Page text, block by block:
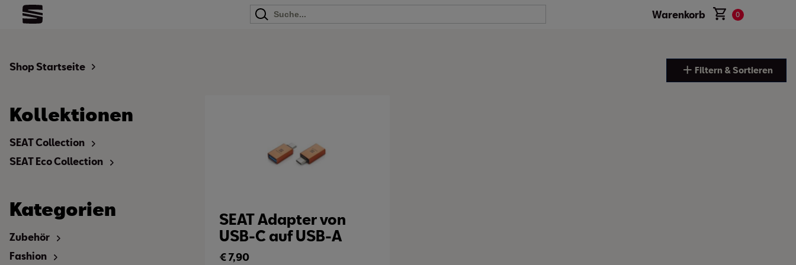
Warenkorb 0
Shop Startseite
Kollektionen
SEAT Collection
SEAT Eco Collection
Kategorien
Zubehör
Fashion
Filtern & Sortieren
SEAT Adapter von
USB-C auf USB-A
€7,90